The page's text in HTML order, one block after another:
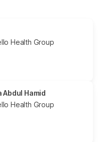
Health Group
Abdul Hamid
Health Group